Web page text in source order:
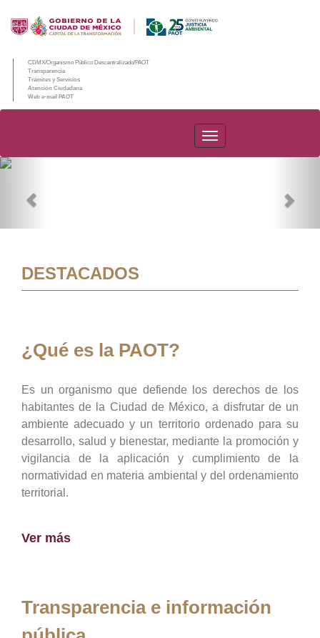
CDMX/Organismo Público Descentralizado/PAOT
Transparencia
Trámites y Servicios
Atención Ciudadana
Web e-mail PAOT
PAOT
DESTACADOS
¿Qué es la PAOT?
Es un organismo que defiende los derechos de los
habitantes de la Ciudad de México, a disfrutar de un
ambiente adecuado y un territorio ordenado para su
desarrollo, salud y bienestar, mediante la promoción y
vigilancia de la aplicación y cumplimiento de la
normatividad en materia ambiental y del ordenamiento
territorial.
Ver más
Transparencia e información